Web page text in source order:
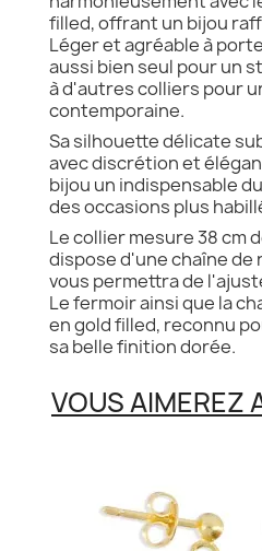
filled, offrant un bijou
Léger et agréable à
aussi bien seul pour un
à d'autres colliers pour
contemporaine.
Sa silhouette délicate
avec discrétion et
bijou un indispensable
des occasions plus
Le collier mesure 38 cm
dispose d'une chaîne de
vous permettra de
Le fermoir ainsi que la
en gold filled, reconnu
sa belle finition dorée.
VOUS AIMEREZ